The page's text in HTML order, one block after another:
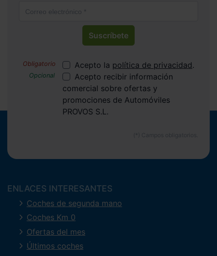
Suscríbete
Acepto la política de privacidad.
Acepto recibir información
comercial sobre ofertas y
promociones de Automóviles
PROVOS S.L.
ENLACES INTERESANTES
Coches de segunda mano
Coches Km 0
Ofertas del mes
Últimos coches